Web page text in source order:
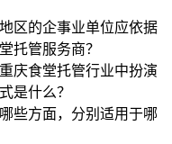
区的企事业单位应依据
托管服务商？
庆食堂托管行业中扮演
是什么？
些方面，分别适用于哪